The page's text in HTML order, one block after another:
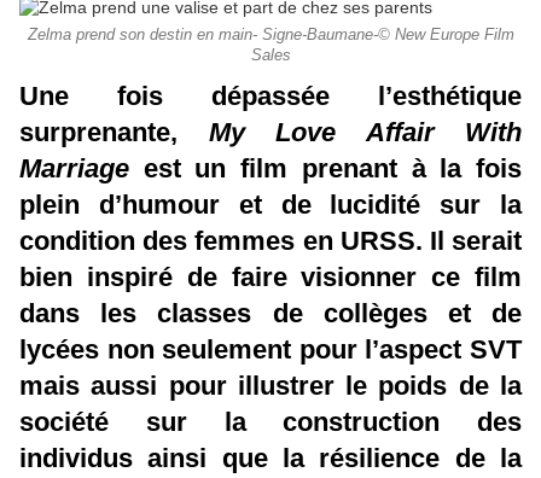
Zelma prend son destin en main- Signe-Baumane-© New Europe Film
Sales
Une fois dépassée l’esthétique
surprenante, My
Love Affair With
Marriage est un film prenant à la fois
plein d’humour et de lucidité sur la
condition des femmes en URSS. Il serait
bien inspiré de faire visionner ce film
dans les classes de collèges et de
lycées non seulement pour l’aspect SVT
mais aussi pour illustrer le poids de la
société sur la construction des
individus ainsi que la résilience de la